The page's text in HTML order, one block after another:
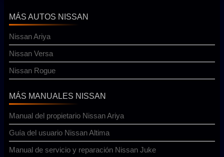
MÁS AUTOS NISSAN
Nissan Ariya
Nissan Versa
Nissan Rogue
MÁS MANUALES NISSAN
Manual del propietario Nissan Ariya
Guía del usuario Nissan Altima
Manual de servicio y reparación Nissan Juke